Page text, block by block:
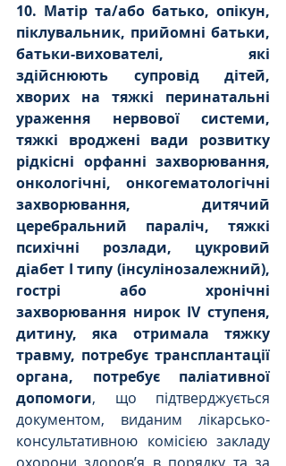
10. Матір та/або батько, опікун,
піклувальник, прийомні батьки,
батьки-вихователі, які
здійснюють супровід дітей,
хворих на тяжкі перинатальні
ураження нервової системи,
тяжкі вроджені вади розвитку
рідкісні орфанні захворювання,
онкологічні, онкогематологічні
захворювання, дитячий
церебральний параліч, тяжкі
психічні розлади, цукровий
діабет I типу (інсулінозалежний),
гострі або хронічні
захворювання нирок IV ступеня,
дитину, яка отримала тяжку
травму, потребує трансплантації
органа, потребує паліативної
допомоги, що підтверджується
документом, виданим лікарсько-
консультативною комісією закладу